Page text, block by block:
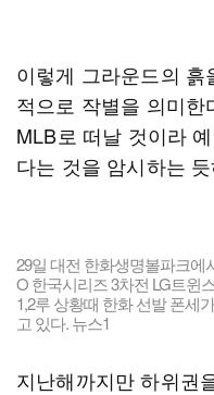
이렇게 그라운드의
적으로 작별을 의미
MLB로 떠날 것이라
다는 것을 암시하는
29일 대전 한화생명볼파크에
O 한국시리즈 3차전 LG트윈
1,2루 상황때 한화 선발 폰세
고 있다. 뉴스1
지난해까지만 하위권